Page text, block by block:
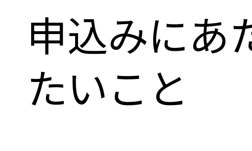
申込みにあ
たいこと